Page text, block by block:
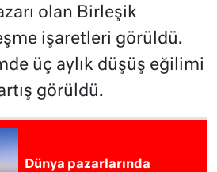
olan Birleşik
işaretleri görüldü.
üç aylık düşüş eğilimi
görüldü.
Dünya pazarlarında